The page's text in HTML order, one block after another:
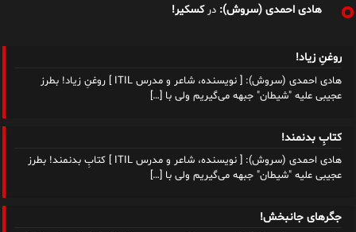
هادی احمدی (سروش): درکسکیر!
روغنِ زیاد!
هادی احمدی (سروش): [ نویسنده، شاعر و مدرس ITIL ] روغنِ زیاد! بطرز
عجیبی علیه "شیطان" جبهه می‌گیریم ولی با […]
کتابِ بدنمند!
هادی احمدی (سروش): [ نویسنده، شاعر و مدرس ITIL ] کتابِ بدنمند! بطرز
عجیبی علیه "شیطان" جبهه می‌گیریم ولی با […]
جگرهای جانبخش!